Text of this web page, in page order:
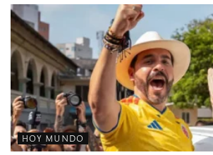
HOY MUNDO